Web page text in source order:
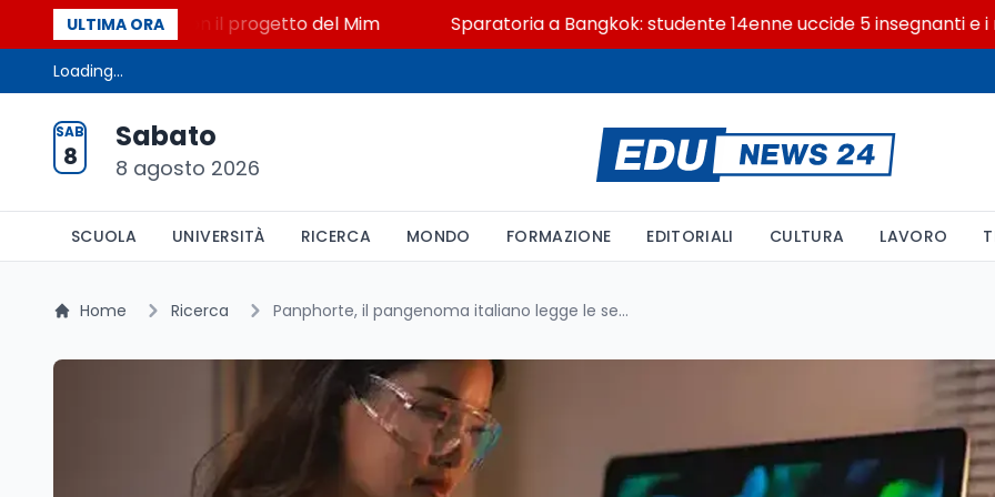
ULTIMA ORA
a Lerici con il progetto del Mim Sparatoria a Bangkok: studente 14enne uccide 5 insegnanti e i nonni
Loading...
SAB
8
Sabato
8 agosto 2026
SCUOLA UNIVERSITÀ RICERCA MONDO FORMAZIONE EDITORIALI CULTURA LAVORO
Home Ricerca Panphorte, il pangenoma italiano legge le sequenze del DNA finora scartate